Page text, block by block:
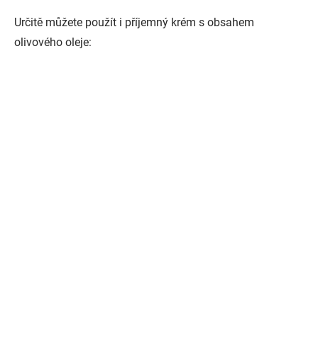
Určitě můžete použít i příjemný krém s obsahem
olivového oleje: